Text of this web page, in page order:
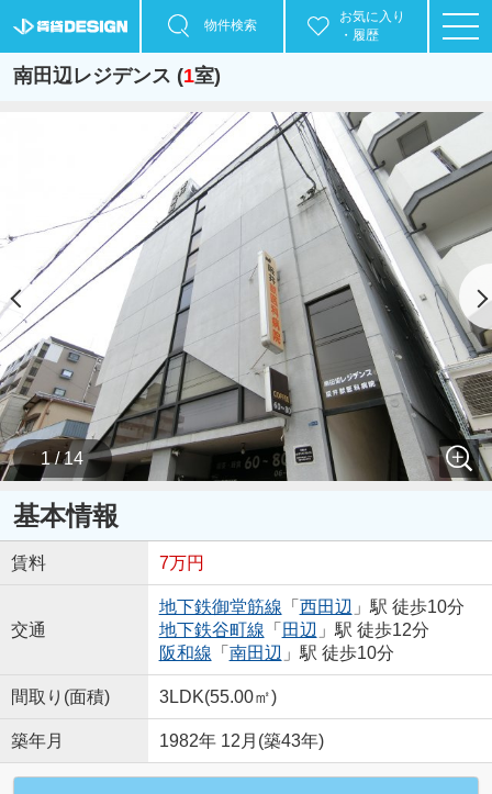
物件検索
お気に入り
・履歴
南田辺レジデンス (1室)
1 / 14
基本情報
賃料 7万円
交通
地下鉄御堂筋線 「 西田辺 」駅 徒歩10分
地下鉄谷町線 「 田辺 」駅 徒歩12分
阪和線 「 南田辺 」駅 徒歩10分
間取り(面積) 3LDK(55.00㎡)
築年月 1982年 12月(築43年)